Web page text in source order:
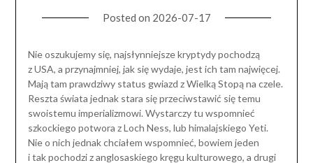
Posted on 2026-07-17
Nie oszukujemy się, najsłynniejsze kryptydy pochodzą
z USA, a przynajmniej, jak się wydaje, jest ich tam najwięcej.
Mają tam prawdziwy status gwiazd z Wielką Stopą na czele.
Reszta świata jednak stara się przeciwstawić się temu
swoistemu imperializmowi. Wystarczy tu wspomnieć
szkockiego potwora z Loch Ness, lub himalajskiego Yeti.
Nie o nich jednak chciałem wspomnieć, bowiem jeden
i tak pochodzi z anglosaskiego kręgu kulturowego, a drugi